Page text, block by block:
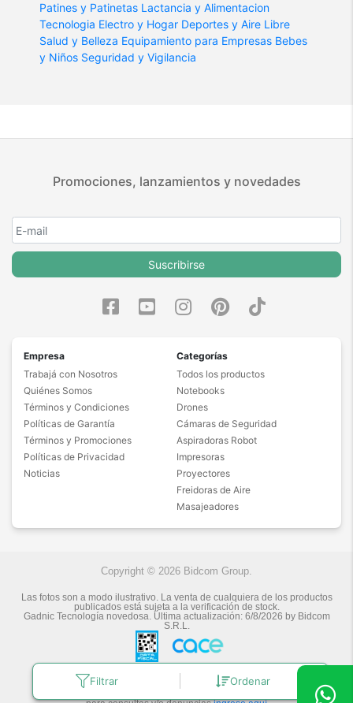
Filtrar Ordenar
Patines y Patinetas Lactancia y Alimentacion
Tecnologia Electro y Hogar Deportes y Aire Libre
Salud y Belleza Equipamiento para Empresas Bebes
y Niños Seguridad y Vigilancia
Promociones, lanzamientos y novedades
Suscribirse
Empresa
Trabajá con Nosotros
Quiénes Somos
Términos y Condiciones
Políticas de Garantía
Términos y Promociones
Políticas de Privacidad
Noticias
Categorías
Todos los productos
Notebooks
Drones
Cámaras de Seguridad
Aspiradoras Robot
Impresoras
Proyectores
Freidoras de Aire
Masajeadores
Copyright © 2026 Bidcom Group.
Las fotos son a modo ilustrativo. La venta de cualquiera de los productos
publicados está sujeta a la verificación de stock.
Gadnic Tecnología novedosa.Última actualización: 6/8/2026 by Bidcom
S.R.L.
Botón de arrepentimiento